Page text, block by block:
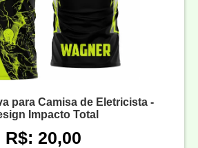
para Camisa de Eletricista -
Impacto Total
R$: 20,00